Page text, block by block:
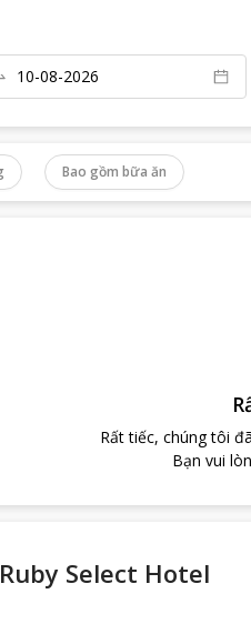
Bao gồm bữa ăn
Rất tiếc, chúng tôi
Bạn vui
Select Hotel